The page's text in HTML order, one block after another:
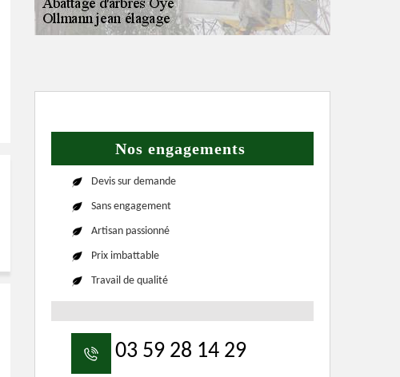
Nos engagements
Devis sur demande
Sans engagement
Artisan passionné
Prix imbattable
Travail de qualité
03 59 28 14 29